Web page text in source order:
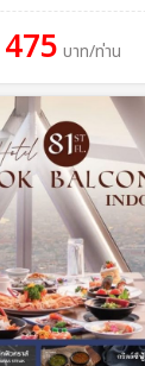
475 บาท/ท่าน